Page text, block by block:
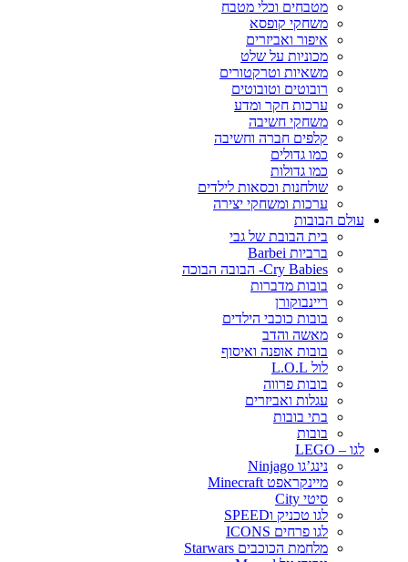
מטבחים וכלי מטבח
משחקי קופסא
איפור ואביזרים
מכוניות על שלט
משאיות וטרקטורים
רובוטים וטובוטים
ערכות חקר ומדע
משחקי חשיבה
קלפים חברה וחשיבה
כמו גדולים
כמו גדולות
שולחנות וכסאות לילדים
ערכות ומשחקי יצירה
עולם הבובות
בית הבובת של גבי
ברביות Barbei
Cry Babies- הבובה הבוכה
בובות מדברות
ריינבוקורן
בובות כוכבי הילדים
מאשה והדב
בובות אופנה ואיסוף
לול L.O.L
בובות פרווה
עגלות ואביזרים
בתי בובות
בובות
לגו – LEGO
נינג’גו Ninjago
מיינקראפט Minecraft
סיטי City
לגו טכניק וSPEED
לגו פרחים ICONS
מלחמת הכוכבים Starwars